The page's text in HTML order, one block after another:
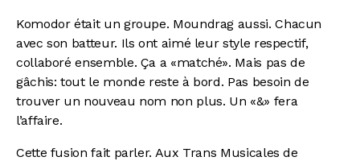
Komodor était un groupe. Moundrag aussi. Chacun
avec son batteur. Ils ont aimé leur style respectif,
collaboré ensemble. Ça a «matché». Mais pas de
gâchis: tout le monde reste à bord. Pas besoin de
trouver un nouveau nom non plus. Un «&» fera
l’affaire.
Cette fusion fait parler. Aux Trans Musicales de